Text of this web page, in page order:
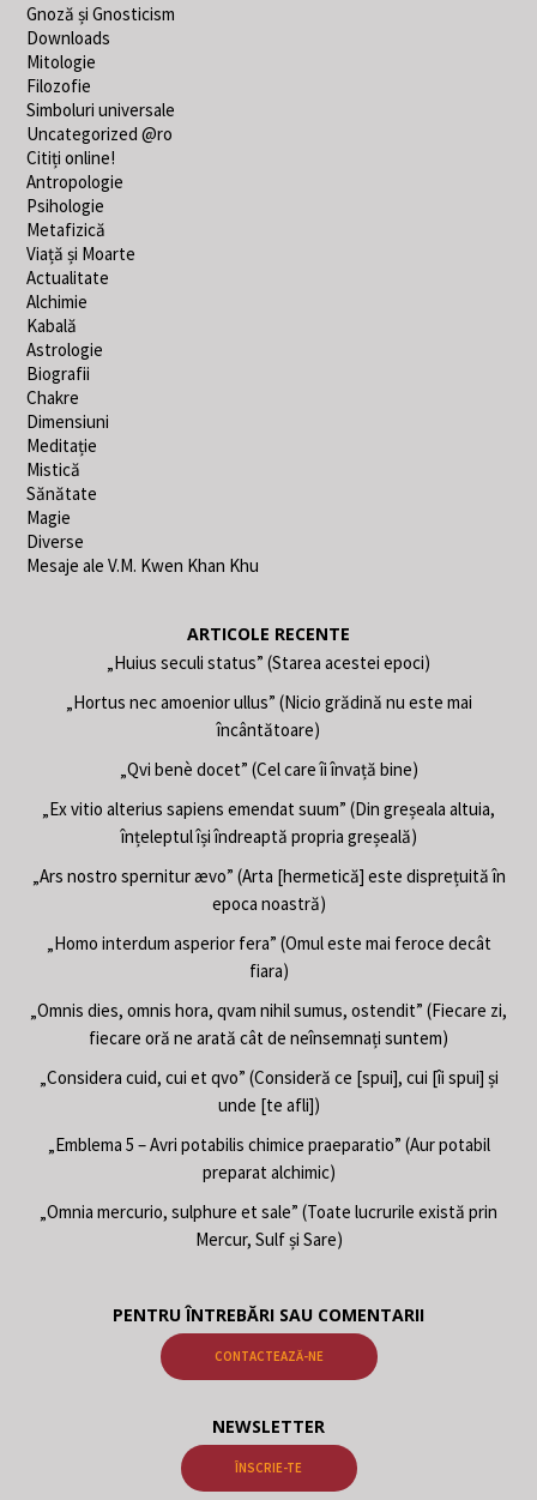
Gnoză și Gnosticism
Downloads
Mitologie
Filozofie
Simboluri universale
Uncategorized @ro
Citiți online!
Antropologie
Psihologie
Metafizică
Viață și Moarte
Actualitate
Alchimie
Kabală
Astrologie
Biografii
Chakre
Dimensiuni
Meditație
Mistică
Sănătate
Magie
Diverse
Mesaje ale V.M. Kwen Khan Khu
ARTICOLE RECENTE
„Huius seculi status” (Starea acestei epoci)
„Hortus nec amoenior ullus” (Nicio grădină nu este mai
încântătoare)
„Qvi benè docet” (Cel care îi învață bine)
„Ex vitio alterius sapiens emendat suum” (Din greșeala altuia,
înțeleptul își îndreaptă propria greșeală)
„Ars nostro spernitur ævo” (Arta [hermetică] este disprețuită în
epoca noastră)
„Homo interdum asperior fera” (Omul este mai feroce decât
fiara)
„Omnis dies, omnis hora, qvam nihil sumus, ostendit” (Fiecare zi,
fiecare oră ne arată cât de neînsemnați suntem)
„Considera cuid, cui et qvo” (Consideră ce [spui], cui [îi spui] și
unde [te afli])
„Emblema 5 – Avri potabilis chimice praeparatio” (Aur potabil
preparat alchimic)
„Omnia mercurio, sulphure et sale” (Toate lucrurile există prin
Mercur, Sulf și Sare)
PENTRU ÎNTREBĂRI SAU COMENTARII
CONTACTEAZĂ-NE
NEWSLETTER
ÎNSCRIE-TE